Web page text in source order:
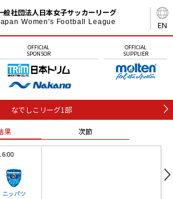
EN
般社団法人日本女子サッカーリーグ
Women's Football League
OFFICIAL
SPONSOR
OFFICIAL
SUPPLIER
なでしこリーグ1部
果 次節
ニッパツ